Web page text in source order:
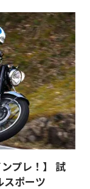
プレ！】 試
スポーツ